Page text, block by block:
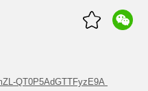
QT0P5AdGTTFyzE9A